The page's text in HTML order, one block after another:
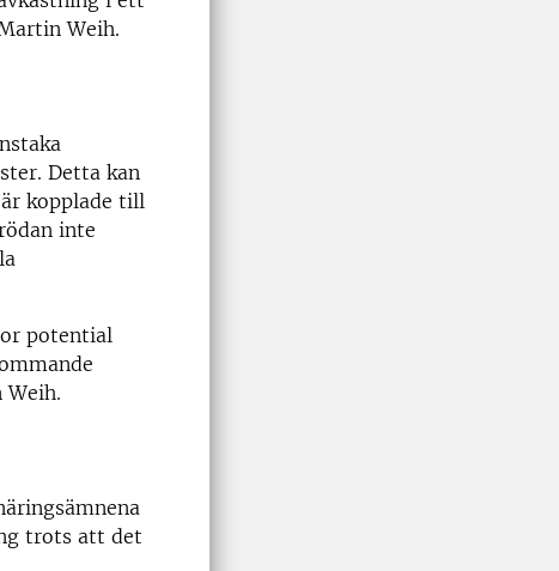
Weih.
Detta kan
kopplade till
inte
potential
trots att det